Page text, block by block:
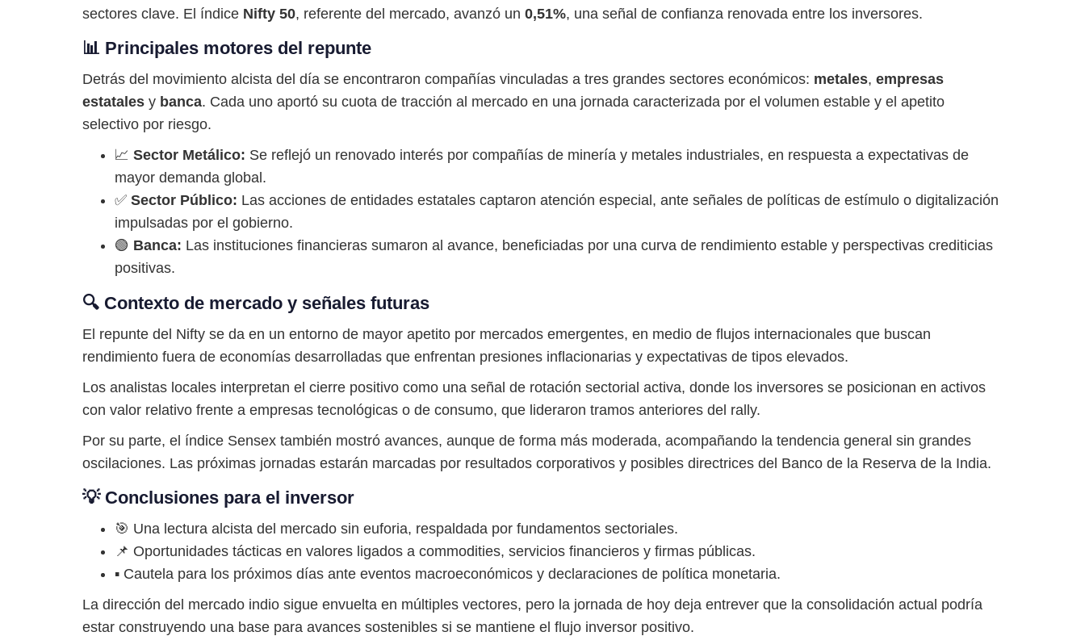
sectores clave. El índice Nifty 50, referente del mercado, avanzó un 0,51%, una señal de confianza renovada entre los inversores.
📊 Principales motores del repunte
Detrás del movimiento alcista del día se encontraron compañías vinculadas a tres grandes sectores económicos: metales, empresas
estatales y banca. Cada uno aportó su cuota de tracción al mercado en una jornada caracterizada por el volumen estable y el apetito
selectivo por riesgo.
📈 Sector Metálico: Se reflejó un renovado interés por compañías de minería y metales industriales, en respuesta a expectativas de
mayor demanda global.
✅ Sector Público: Las acciones de entidades estatales captaron atención especial, ante señales de políticas de estímulo o digitalización
impulsadas por el gobierno.
🟢 Banca: Las instituciones financieras sumaron al avance, beneficiadas por una curva de rendimiento estable y perspectivas crediticias
positivas.
🔍 Contexto de mercado y señales futuras
El repunte del Nifty se da en un entorno de mayor apetito por mercados emergentes, en medio de flujos internacionales que buscan
rendimiento fuera de economías desarrolladas que enfrentan presiones inflacionarias y expectativas de tipos elevados.
Los analistas locales interpretan el cierre positivo como una señal de rotación sectorial activa, donde los inversores se posicionan en activos
con valor relativo frente a empresas tecnológicas o de consumo, que lideraron tramos anteriores del rally.
Por su parte, el índice Sensex también mostró avances, aunque de forma más moderada, acompañando la tendencia general sin grandes
oscilaciones. Las próximas jornadas estarán marcadas por resultados corporativos y posibles directrices del Banco de la Reserva de la India.
💡 Conclusiones para el inversor
🎯 Una lectura alcista del mercado sin euforia, respaldada por fundamentos sectoriales.
📌 Oportunidades tácticas en valores ligados a commodities, servicios financieros y firmas públicas.
▪️ Cautela para los próximos días ante eventos macroeconómicos y declaraciones de política monetaria.
La dirección del mercado indio sigue envuelta en múltiples vectores, pero la jornada de hoy deja entrever que la consolidación actual podría
estar construyendo una base para avances sostenibles si se mantiene el flujo inversor positivo.